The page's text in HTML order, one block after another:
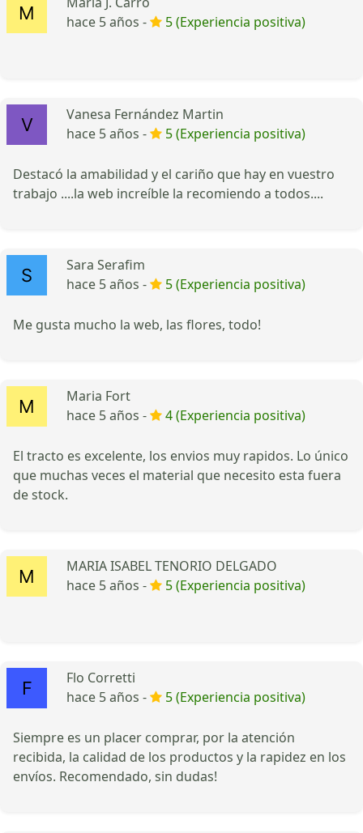
hace 5 años -
5 (Experiencia positiva)
Vanesa Fernández Martin
hace 5 años -
5 (Experiencia positiva)
Destacó la amabilidad y el cariño que hay en vuestro
trabajo ....la web increíble la recomiendo a todos....
Sara Serafim
hace 5 años -
5 (Experiencia positiva)
Me gusta mucho la web, las flores, todo!
Maria Fort
hace 5 años -
4 (Experiencia positiva)
El tracto es excelente, los envios muy rapidos. Lo único
que muchas veces el material que necesito esta fuera
de stock.
MARIA ISABEL TENORIO DELGADO
hace 5 años -
5 (Experiencia positiva)
Flo Corretti
hace 5 años -
5 (Experiencia positiva)
Siempre es un placer comprar, por la atención
recibida, la calidad de los productos y la rapidez en los
envíos. Recomendado, sin dudas!